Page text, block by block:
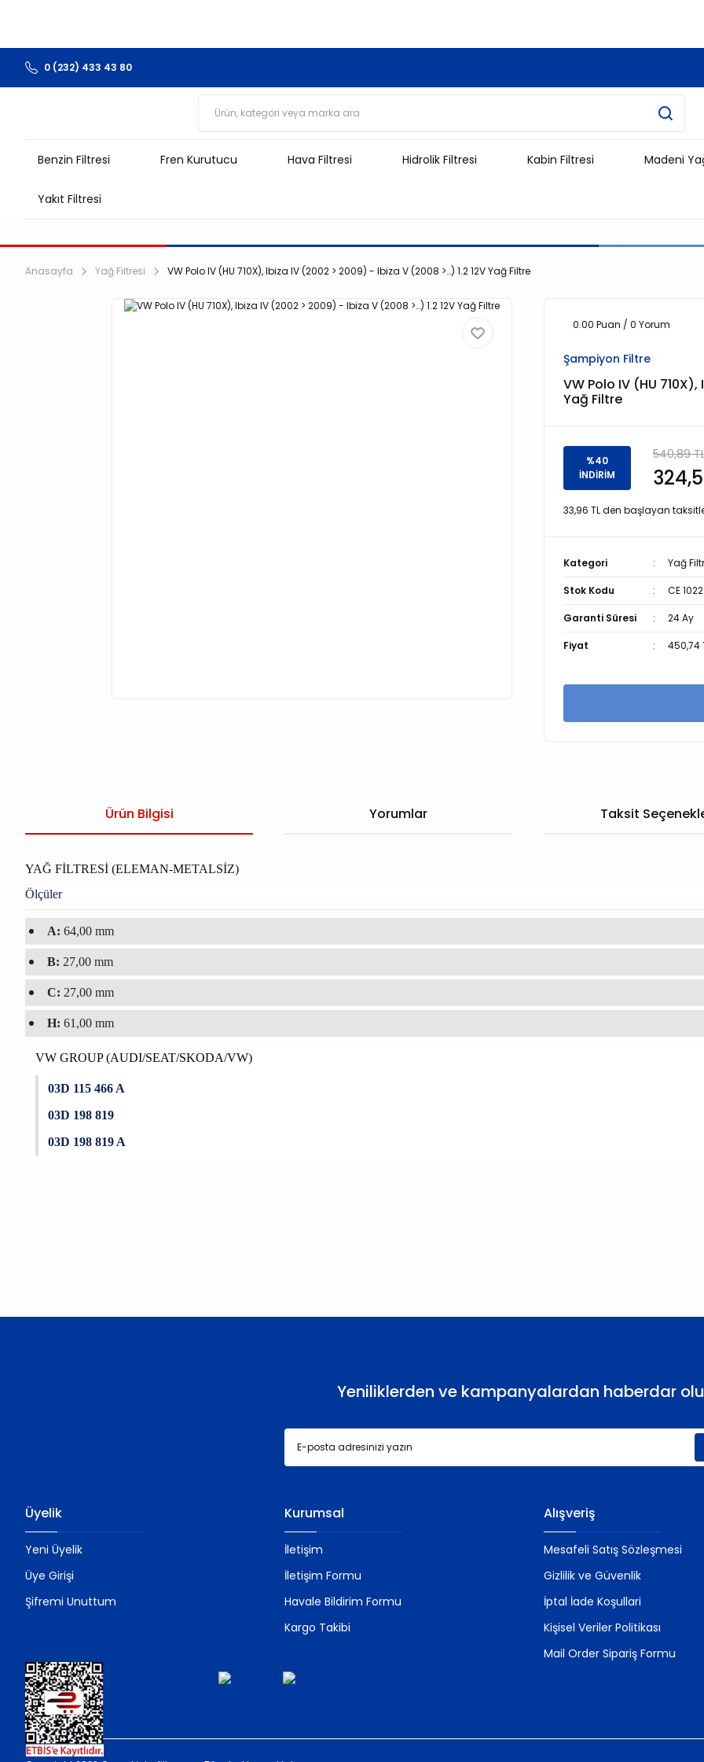
0 (232) 433 43 80
Benzin Filtresi Fren Kurutucu Hava Filtresi Hidrolik Filtresi Kabin Filtresi Madeni
Yakıt Filtresi
Anasayfa Yağ Filtresi VW Polo IV (HU 710X), Ibiza IV (2002 > 2009) - Ibiza V (2008 >…) 1.2 12V Yağ Filtre
0.00 Puan / 0 Yorum
Şampiyon Filtre
VW Polo IV (HU
Yağ Filtre
%40
İNDİRİM
540,89
33,96 TL den başlayan
Kategori Yağ
Stok Kodu CE
Garanti Süresi 24 Ay
Fiyat 450,74
Ürün Bilgisi Yorumlar Taksit
YAĞ FİLTRESİ (ELEMAN-METALSİZ)
Ölçüler
A: 64,00 mm
B: 27,00 mm
C: 27,00 mm
H: 61,00 mm
VW GROUP (AUDI/SEAT/SKODA/VW)
03D 115 466 A
03D 198 819
03D 198 819 A
Ürün bilgilerinde hatalar bulunuyor.
Gönder
Yeniliklerden ve kampanyalardan haberdar
Üyelik
Yeni Üyelik
Üye Girişi
Şifremi Unuttum
Kurumsal
İletişim
İletişim Formu
Havale Bildirim Formu
Kargo Takibi
Alışveriş
Mesafeli Satış Sözleşmesi
Gizlilik ve Güvenlik
İptal İade Koşullari
Kişisel Veriler Politikası
Mail Order Sipariş Formu